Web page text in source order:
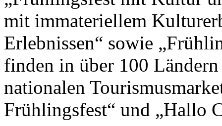
mit immateriellem
Erlebnissen“ sowie
finden in über 100
nationalen
Frühlingsfest“ und „Hallo